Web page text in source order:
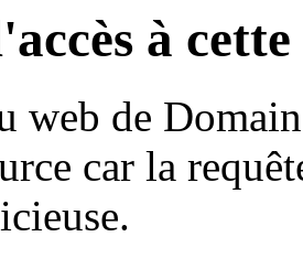
à
web de
car la